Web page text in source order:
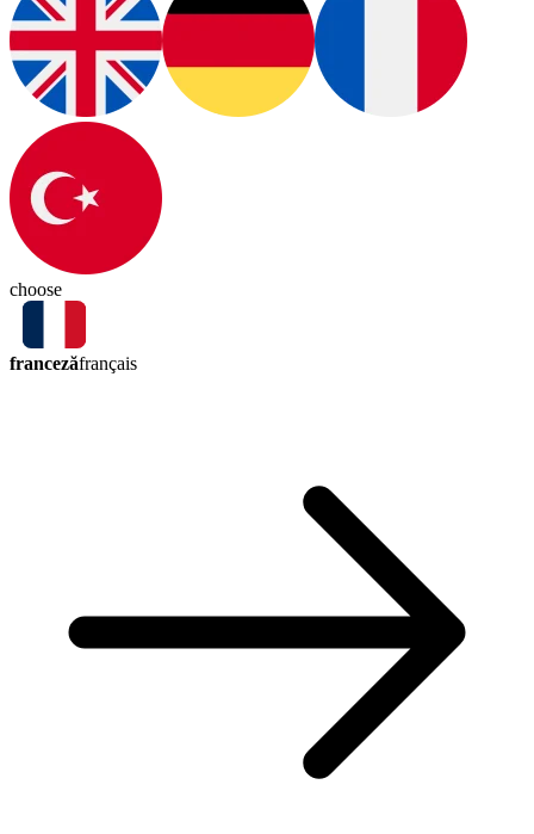
choose
francezăfrançais